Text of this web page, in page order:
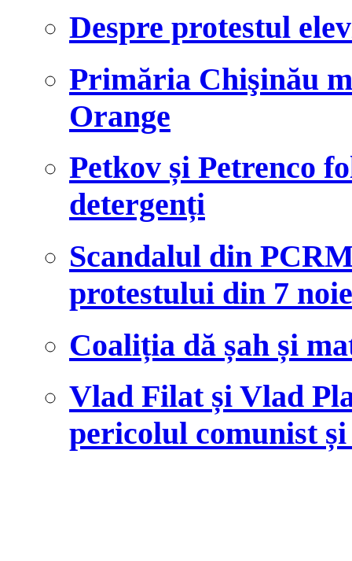
Despre protestul
Primăria Chişinău
Orange
Petkov și Petrenco
detergenți
Scandalul din
protestului din 7
Coaliția dă șah și
Vlad Filat și Vlad
pericolul comunist